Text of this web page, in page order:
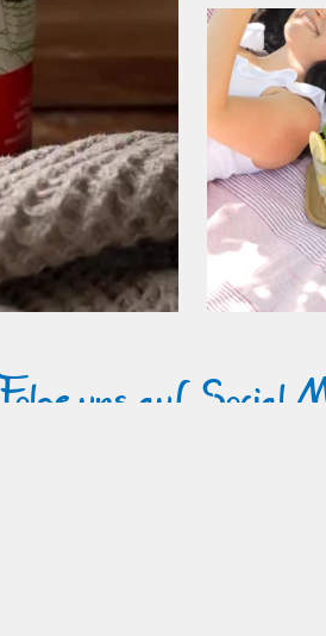
uns auf Social